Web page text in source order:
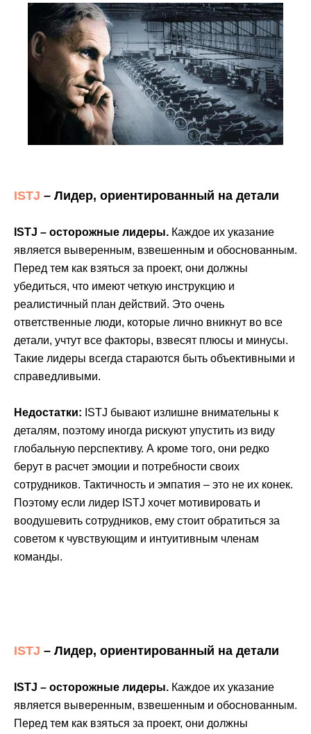
ISTJ – Лидер, ориентированный на детали
ISTJ – осторожные лидеры. Каждое их указание
является выверенным, взвешенным и обоснованным.
Перед тем как взяться за проект, они должны
убедиться, что имеют четкую инструкцию и
реалистичный план действий. Это очень
ответственные люди, которые лично вникнут во все
детали, учтут все факторы, взвесят плюсы и минусы.
Такие лидеры всегда стараются быть объективными и
справедливыми.
Недостатки: ISTJ бывают излишне внимательны к
деталям, поэтому иногда рискуют упустить из виду
глобальную перспективу. А кроме того, они редко
берут в расчет эмоции и потребности своих
сотрудников. Тактичность и эмпатия – это не их конек.
Поэтому если лидер ISTJ хочет мотивировать и
воодушевить сотрудников, ему стоит обратиться за
советом к чувствующим и интуитивным членам
команды.
ISTJ – Лидер, ориентированный на детали
ISTJ – осторожные лидеры. Каждое их указание
является выверенным, взвешенным и обоснованным.
Перед тем как взяться за проект, они должны